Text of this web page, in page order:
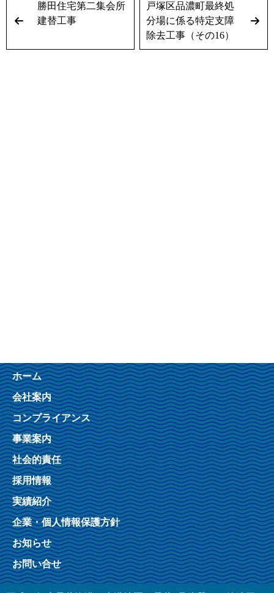
勝田住宅第二集会所
建替工事
戸塚区品濃町最終処
分場に係る特定支障
除去工事（その16）
ホーム
会社案内
コンプライアンス
事業案内
社会的責任
採用情報
実績紹介
企業・個人情報保護方針
お知らせ
お問い合せ